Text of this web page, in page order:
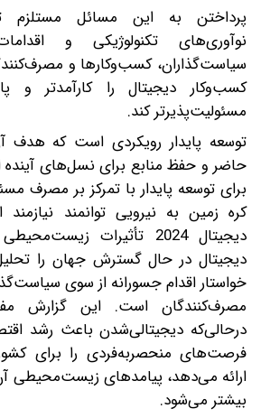
پرداختن به این مسائل مستلزم
نوآوری‌های تکنولوژیکی و
سیاست‌گذاران، کسب‌وکارها و
کسب‌وکار دیجیتال را کارآمدتر و
مسئولیت‌پذیرتر کند.
توسعه پایدار رویکردی است که هدف
حاضر و حفظ منابع برای نسل‌های
برای توسعه پایدار با تمرکز بر مصرف
کره زمین به نیرویی توانمند
دیجیتال 2024 تأثیرات
دیجیتال در حال گسترش جهان را
خواستار اقدام جسورانه از سوی
مصرف‌کنندگان است. این گزارش
در‌حالی‌که دیجیتالی‌شدن باعث رشد
فرصت‌های منحصربه‌فردی را برای
ارائه می‌دهد، پیامدهای زیست‌محیطی
بیشتر می‌شود.